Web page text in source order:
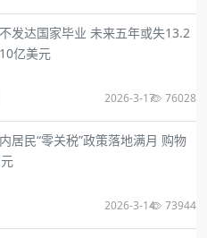
发达国家毕业 未来五年或失13.2
亿美元
2026-3-17 76028
居民“零关税”政策落地满月 购物
2026-3-14 73944